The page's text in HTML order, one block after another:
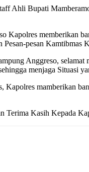
Ahli Bupati
Kapolres memberikan
pesan Kamtibmas
Anggreso,
menjaga Situasi
Kapolres mamberikan
Terima Kasih Kepada